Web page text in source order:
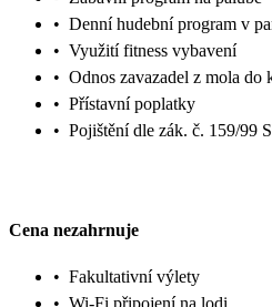
• Denní hudební program v
• Využití fitness vybavení
• Odnos zavazadel z mola do
• Přístavní poplatky
• Pojištění dle zák. č. 159/99
Cena nezahrnuje
• Fakultativní výlety